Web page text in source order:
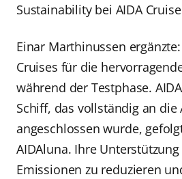
Sustainability bei AIDA
Einar Marthinussen
Cruises für die
während der Testphase.
Schiff, das vollständig an die
angeschlossen wurde,
AIDAluna. Ihre
Emissionen zu reduzieren